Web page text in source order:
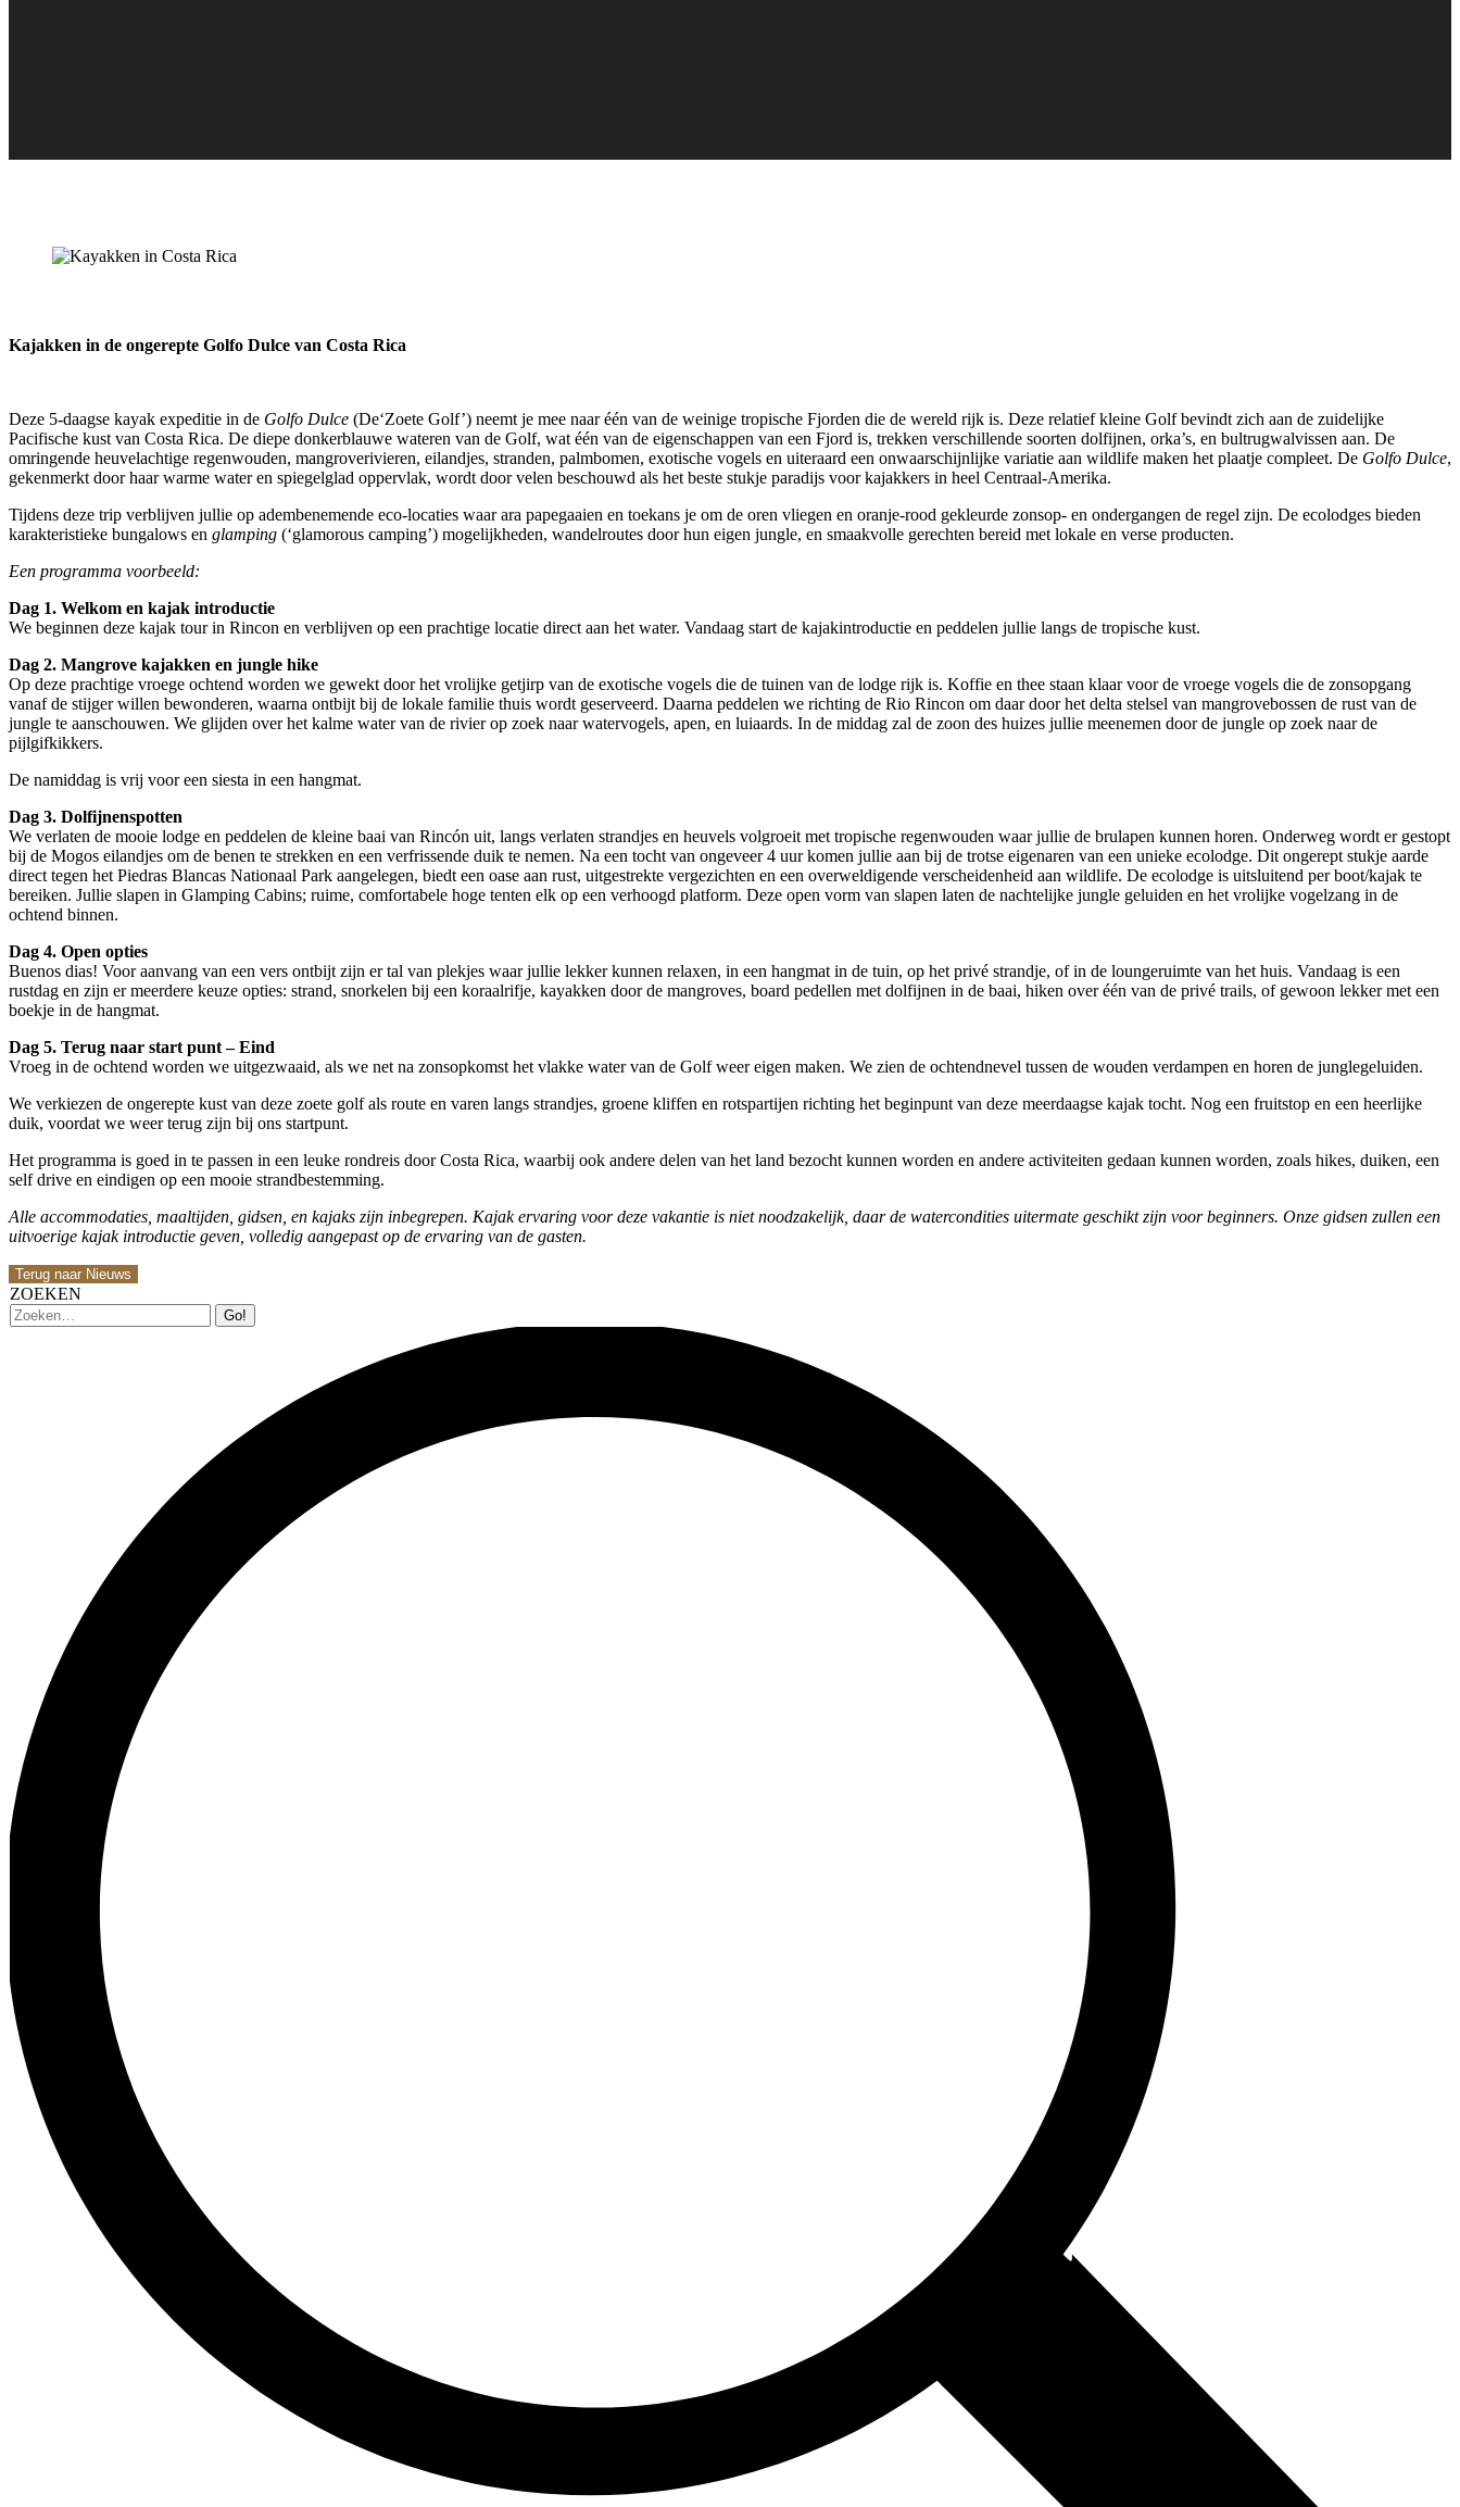
Kajakken in de ongerepte Golfo Dulce van Costa Rica
Deze 5-daagse kayak expeditie in de Golfo Dulce (De‘Zoete Golf’) neemt je mee naar één van de weinige tropische Fjorden die de wereld rijk is. Deze relatief kleine Golf bevindt zich aan de zuidelijke
Pacifische kust van Costa Rica. De diepe donkerblauwe wateren van de Golf, wat één van de eigenschappen van een Fjord is, trekken verschillende soorten dolfijnen, orka’s, en bultrugwalvissen aan. De
omringende heuvelachtige regenwouden, mangroverivieren, eilandjes, stranden, palmbomen, exotische vogels en uiteraard een onwaarschijnlijke variatie aan wildlife maken het plaatje compleet. De Golfo Dulce,
gekenmerkt door haar warme water en spiegelglad oppervlak, wordt door velen beschouwd als het beste stukje paradijs voor kajakkers in heel Centraal-Amerika.
Tijdens deze trip verblijven jullie op adembenemende eco-locaties waar ara papegaaien en toekans je om de oren vliegen en oranje-rood gekleurde zonsop- en ondergangen de regel zijn. De ecolodges bieden
karakteristieke bungalows en glamping (‘glamorous camping’) mogelijkheden, wandelroutes door hun eigen jungle, en smaakvolle gerechten bereid met lokale en verse producten.
Een programma voorbeeld:
Dag 1. Welkom en kajak introductie
We beginnen deze kajak tour in Rincon en verblijven op een prachtige locatie direct aan het water. Vandaag start de kajakintroductie en peddelen jullie langs de tropische kust.
Dag 2. Mangrove kajakken en jungle hike
Op deze prachtige vroege ochtend worden we gewekt door het vrolijke getjirp van de exotische vogels die de tuinen van de lodge rijk is. Koffie en thee staan klaar voor de vroege vogels die de zonsopgang
vanaf de stijger willen bewonderen, waarna ontbijt bij de lokale familie thuis wordt geserveerd. Daarna peddelen we richting de Rio Rincon om daar door het delta stelsel van mangrovebossen de rust van de
jungle te aanschouwen. We glijden over het kalme water van de rivier op zoek naar watervogels, apen, en luiaards. In de middag zal de zoon des huizes jullie meenemen door de jungle op zoek naar de
pijlgifkikkers.
De namiddag is vrij voor een siesta in een hangmat.
Dag 3. Dolfijnenspotten
We verlaten de mooie lodge en peddelen de kleine baai van Rincón uit, langs verlaten strandjes en heuvels volgroeit met tropische regenwouden waar jullie de brulapen kunnen horen. Onderweg wordt er gestopt
bij de Mogos eilandjes om de benen te strekken en een verfrissende duik te nemen. Na een tocht van ongeveer 4 uur komen jullie aan bij de trotse eigenaren van een unieke ecolodge. Dit ongerept stukje aarde
direct tegen het Piedras Blancas Nationaal Park aangelegen, biedt een oase aan rust, uitgestrekte vergezichten en een overweldigende verscheidenheid aan wildlife. De ecolodge is uitsluitend per boot/kajak te
bereiken. Jullie slapen in Glamping Cabins; ruime, comfortabele hoge tenten elk op een verhoogd platform. Deze open vorm van slapen laten de nachtelijke jungle geluiden en het vrolijke vogelzang in de
ochtend binnen.
Dag 4. Open opties
Buenos dias! Voor aanvang van een vers ontbijt zijn er tal van plekjes waar jullie lekker kunnen relaxen, in een hangmat in de tuin, op het privé strandje, of in de loungeruimte van het huis. Vandaag is een
rustdag en zijn er meerdere keuze opties: strand, snorkelen bij een koraalrifje, kayakken door de mangroves, board pedellen met dolfijnen in de baai, hiken over één van de privé trails, of gewoon lekker met een
boekje in de hangmat.
Dag 5. Terug naar start punt – Eind
Vroeg in de ochtend worden we uitgezwaaid, als we net na zonsopkomst het vlakke water van de Golf weer eigen maken. We zien de ochtendnevel tussen de wouden verdampen en horen de junglegeluiden.
We verkiezen de ongerepte kust van deze zoete golf als route en varen langs strandjes, groene kliffen en rotspartijen richting het beginpunt van deze meerdaagse kajak tocht. Nog een fruitstop en een heerlijke
duik, voordat we weer terug zijn bij ons startpunt.
Het programma is goed in te passen in een leuke rondreis door Costa Rica, waarbij ook andere delen van het land bezocht kunnen worden en andere activiteiten gedaan kunnen worden, zoals hikes, duiken, een
self drive en eindigen op een mooie strandbestemming.
Alle accommodaties, maaltijden, gidsen, en kajaks zijn inbegrepen. Kajak ervaring voor deze vakantie is niet noodzakelijk, daar de watercondities uitermate geschikt zijn voor beginners. Onze gidsen zullen een
uitvoerige kajak introductie geven, volledig aangepast op de ervaring van de gasten.
Terug naar Nieuws
ZOEKEN
Zoeken: